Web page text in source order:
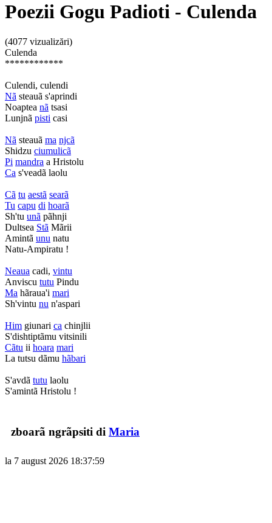
Poezii Gogu Padioti - Culenda
(4077 vizualizări)
Culenda
************
Culendi, culendi
Nã steauã s'aprindi
Noaptea nã tsasi
Lunjnã pisti casi
Nã steauã ma njcã
Shidzu ciumulicã
Pi mandra a Hristolu
Ca s'veadã laolu
Cã tu aestã searã
Tu capu di hoarã
Sh'tu unã pãhnji
Dultsea Stã Mãrii
Amintã unu natu
Natu-Ampiratu !
Neaua cadi, vintu
Anviscu tutu Pindu
Ma hãraua'i mari
Sh'vintu nu n'aspari
Him giunari ca chinjlii
S'dishtiptãmu vitsinili
Cãtu ii hoara mari
La tutsu dãmu hãbari
S'avdã tutu laolu
S'amintã Hristolu !
zboarã ngrãpsiti di Maria
la 7 august 2026 18:37:59